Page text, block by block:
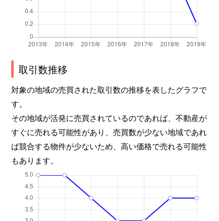
取引数推移
対象の地域の売買された取引数の推移を表したグラフで
す。
その地域が活発に売買されているのであれば、不動産が
すぐに売れる可能性があり、売買数が少ない地域であれ
ば競合する物件が少ないため、高い価格で売れる可能性
もあります。